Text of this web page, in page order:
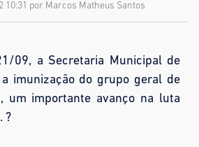
10:31 por Marcos Matheus Santos
09, a Secretaria Municipal de
imunização do grupo geral de
um importante avanço na luta
?